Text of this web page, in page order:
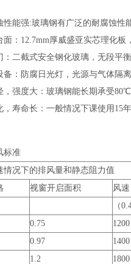
性能强:玻璃钢有广泛的耐腐蚀性
面：12.7mm厚威盛亚实芯理化
：二截式安全钢化玻璃，无段平
备：防腐日光灯，光源与气体隔
，强度大：玻璃钢能长期承受
，寿命长：一般情况下课使用15
标准
情况下的排风量和静态阻力值
视窗开启面积 风速
（
0.75 1200
0.97 1400
1.2 1800